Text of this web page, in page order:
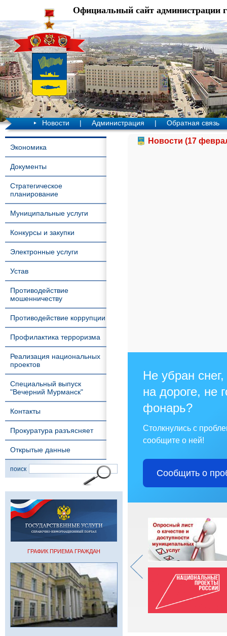
Официальный сайт администрации
Новости | Администрация | Обратная связь
Экономика
Документы
Стратегическое
планирование
Муниципальные услуги
Конкурсы и закупки
Электронные услуги
Устав
Противодействие
мошенничеству
Противодействие коррупции
Профилактика терроризма
Реализация национальных
проектов
Специальный выпуск
"Вечерний Мурманск"
Контакты
Прокуратура разъясняет
Открытые данные
поиск
ГРАФИК ПРИЕМА ГРАЖДАН
Новости (17
Не убран
на дороге, не
фонарь?
Столкнулись с
сообщите о ней!
Сообщить о